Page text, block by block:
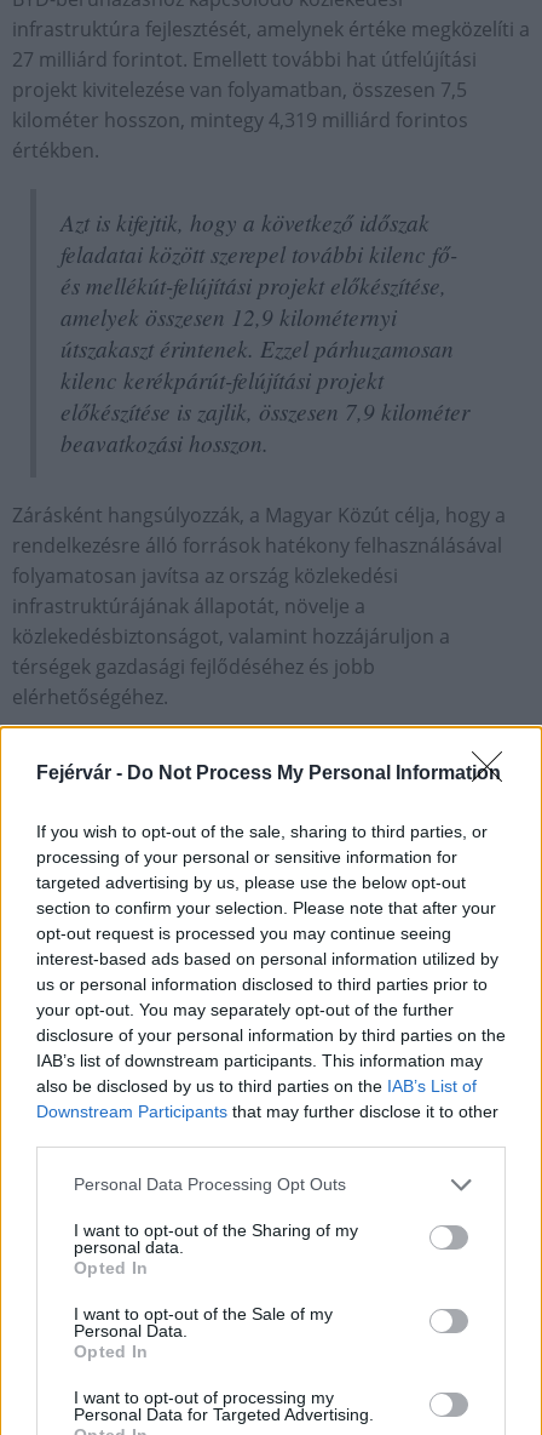
Fejérvár - Do Not Process My Personal Information
If you wish to opt-out of the sale, sharing to third parties, or
processing of your personal or sensitive information for
targeted advertising by us, please use the below opt-out
section to confirm your selection. Please note that after your
opt-out request is processed you may continue seeing
interest-based ads based on personal information utilized by
us or personal information disclosed to third parties prior to
your opt-out. You may separately opt-out of the further
disclosure of your personal information by third parties on the
IAB’s list of downstream participants. This information may
also be disclosed by us to third parties on the IAB’s List of
Downstream Participants that may further disclose it to other
Please note that this website/app uses one or more Google
not limited to your visit or usage behaviour. You may click to
grant or deny consent to Google and its third-party tags to
use your data for below specified purposes in below Google
consent section.
Personal Data Processing Opt Outs
I want to opt-out of the Sharing of my
personal data.
Opted In
I want to opt-out of the Sale of my
Personal Data.
Opted In
I want to opt-out of processing my
Personal Data for Targeted Advertising.
infrastruktúra fejlesztését, amelynek értéke megközelíti a
27 milliárd forintot. Emellett további hat útfelújítási
projekt kivitelezése van folyamatban, összesen 7,5
kilométer hosszon, mintegy 4,319 milliárd forintos
értékben.
Azt is kifejtik, hogy a következő időszak
feladatai között szerepel további kilenc fő-
és mellékút-felújítási projekt előkészítése,
amelyek összesen 12,9 kilométernyi
útszakaszt érintenek. Ezzel párhuzamosan
kilenc kerékpárút-felújítási projekt
előkészítése is zajlik, összesen 7,9 kilométer
beavatkozási hosszon.
Zárásként hangsúlyozzák, a Magyar Közút célja, hogy a
rendelkezésre álló források hatékony felhasználásával
folyamatosan javítsa az ország közlekedési
infrastruktúrájának állapotát, növelje a
közlekedésbiztonságot, valamint hozzájáruljon a
térségek gazdasági fejlődéséhez és jobb
elérhetőségéhez.
MAGYAR ÉPÍTŐK
Útépítés
autópálya útépítés M1-es autópálya Bicske
M1 bővítés: már zajlik a teljesen új Bicske Kelet
Tizenegy meglévő csomópontot korszerűsít és négy új,